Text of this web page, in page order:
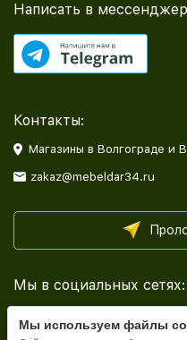
Написать в
Контакты:
Магазины в Волгограде и
zakaz@mebeldar34.ru
Мы в социальных сетях:
Мы используем файлы